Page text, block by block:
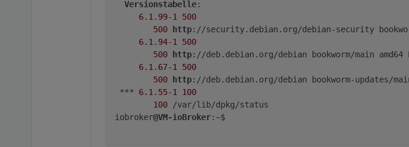
Abhängigkeitsbaum wird aufgebaut… Fertig
Statusinformationen werden eingelesen… Fertig
Paketaktualisierung (Upgrade) wird berechnet…
Die folgenden Pakete sind zurückgehalten worden:
  linux-image-amd64
0 aktualisiert, 0 neu installiert, 0 zu entfernen
iobroker@VM-ioBroker:~$
Versionstabelle:
6.1 . 99-1
500
500
http://security.debian.org/debian-security
6.1 . 94-1
500
500
http://deb.debian.org/debian bookworm/main amd64
6.1 . 67-1
500
500
http://deb.debian.org/debian bookworm-updates/
*** 6.1 . 55-1
100
100 /var/lib/dpkg/status
iobroker@VM-ioBroker:~$